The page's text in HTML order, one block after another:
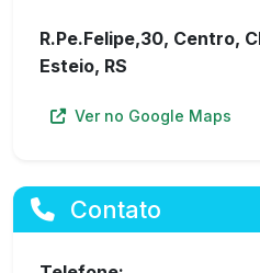
R.Pe.Felipe,30, Centro,
Esteio, RS
Ver no Google Maps
Contato